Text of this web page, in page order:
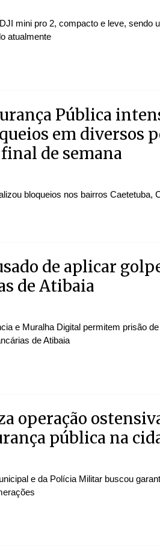
mini pro 2, compacto e leve, sendo
atualmente
Pública
em diversos
de semana
bloqueios nos bairros Caetetuba,
de aplicar
de Atibaia
e Muralha Digital permitem prisão
de Atibaia
operação
pública na
e da Polícia Militar buscou